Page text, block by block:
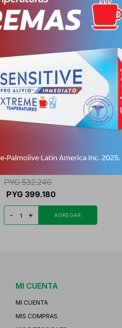
- +
WOMEN'S ULTRA MEGA
PYG 532.240
PYG 399.180
- +
MI CUENTA
MI CUENTA
MIS COMPRAS